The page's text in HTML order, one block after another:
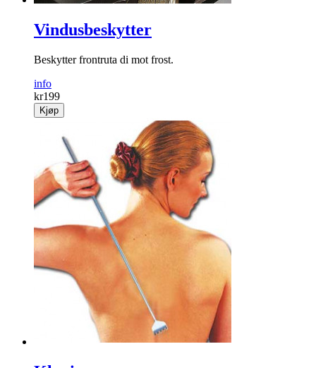
Vindusbeskytter
Beskytter frontruta di mot frost.
info
kr199
Kjøp